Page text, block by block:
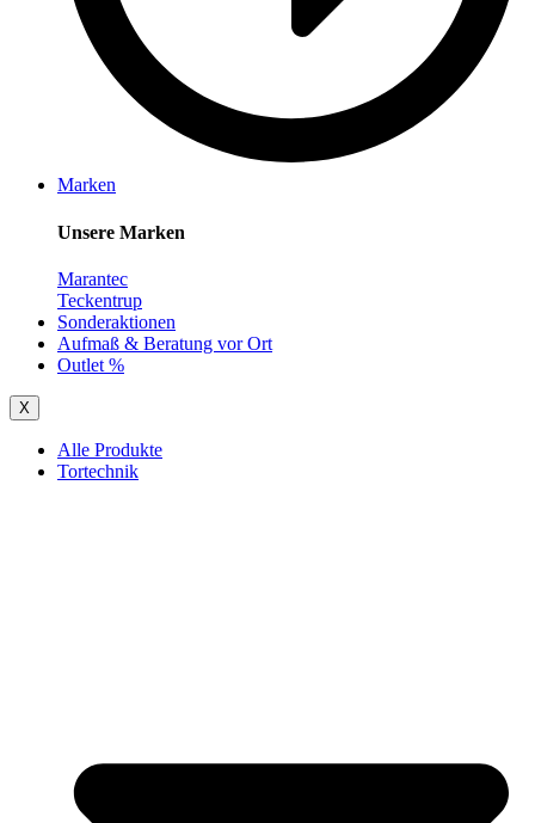
Marken
Unsere Marken
Marantec
Teckentrup
Sonderaktionen
Aufmaß & Beratung vor Ort
Outlet %
X
Alle Produkte
Tortechnik